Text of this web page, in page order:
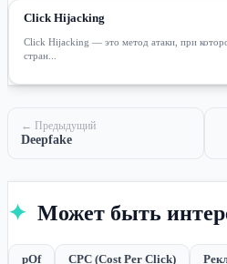
Click Hijacking
Click Hijacking — это метод атаки, при
стран...
← Предыдущий
Deepfake
✦ Может быть
pOf CPC (Cost Per Click)